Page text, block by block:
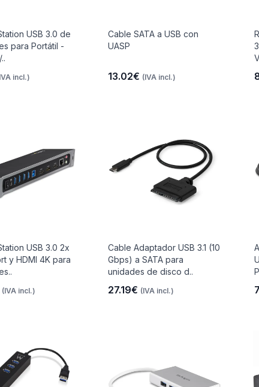
USB 3.0 de
para Portátil -
incl.)
Cable SATA a USB con
UASP
13.02€ (IVA incl.)
USB 3.0 2x
y HDMI 4K para
(IVA incl.)
Cable Adaptador USB 3.1 (10
Gbps) a SATA para
unidades de disco d..
27.19€ (IVA incl.)